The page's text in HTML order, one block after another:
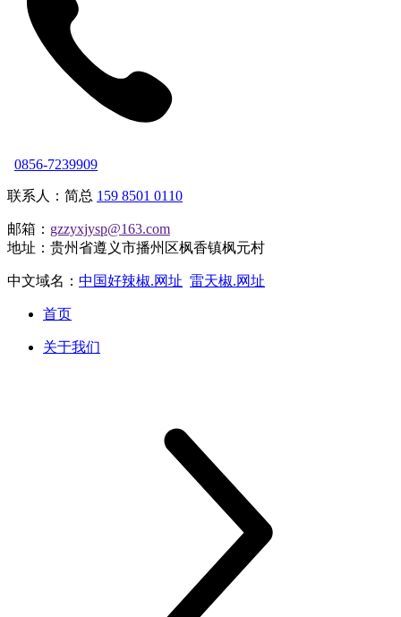
0856-7239909
联系人：简总 159 8501 0110
邮箱： gzzyxjysp@163.com
地址：贵州省遵义市播州区枫香镇枫元村
中文域名： 中国好辣椒.网址 雷天椒.网址
首页
关于我们